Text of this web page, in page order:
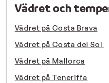
Vädret och
Vädret på Costa Brava
Vädret på Costa del Sol
Vädret på Mallorca
Vädret på Teneriffa